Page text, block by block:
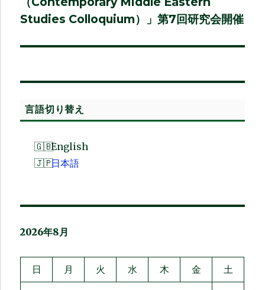
ョ
ン
投
Studies Colloquium）」第7回研究会開催
言語切り替え
English
日本語
2026年8月
日 月 火 水 木 金 土